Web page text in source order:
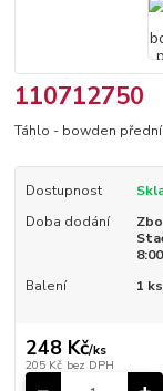
110712750
Táhlo - bowden přední
Dostupnost
Doba dodání
8:00
Balení
1 ks
248 Kč/ks
205 Kč bez DPH